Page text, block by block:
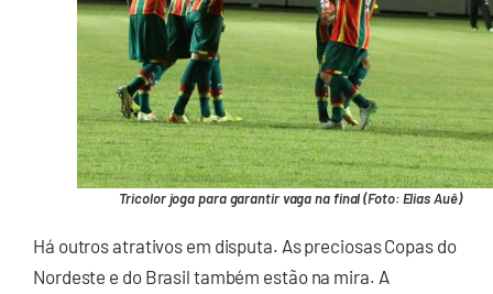
Tricolor joga para garantir vaga na final (Foto: Elias Auê)
Há outros atrativos em disputa. As preciosas Copas do
Nordeste e do Brasil também estão na mira. A